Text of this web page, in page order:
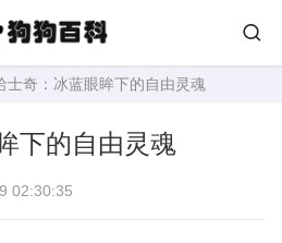
士奇：冰蓝眼眸下的自由灵魂
下的自由灵魂
02:30:35